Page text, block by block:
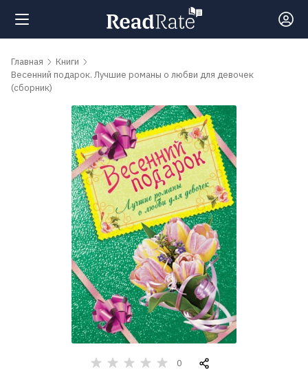
Поиск
Рейтинги
обсуждаемые
Главная
Книги
Весенний подарок. Лучшие романы о любви для девочек
(сборник)
0